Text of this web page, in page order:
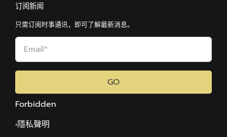
订阅新闻
只需订阅时事通讯，即可了解最新消息。
GO
Forbidden
•隱私聲明